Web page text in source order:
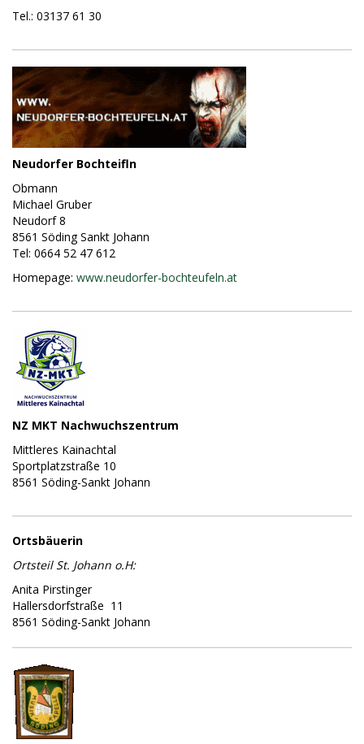
Tel.: 03137 61 30
Neudorfer Bochteifln
Obmann
Michael Gruber
Neudorf 8
8561 Söding Sankt Johann
Tel: 0664 52 47 612
Homepage: www.neudorfer-bochteufeln.at
NZ MKT Nachwuchszentrum
Mittleres Kainachtal
Sportplatzstraße 10
8561 Söding-Sankt Johann
Ortsbäuerin
Ortsteil St. Johann o.H:
Anita Pirstinger
Hallersdorfstraße 11
8561 Söding-Sankt Johann